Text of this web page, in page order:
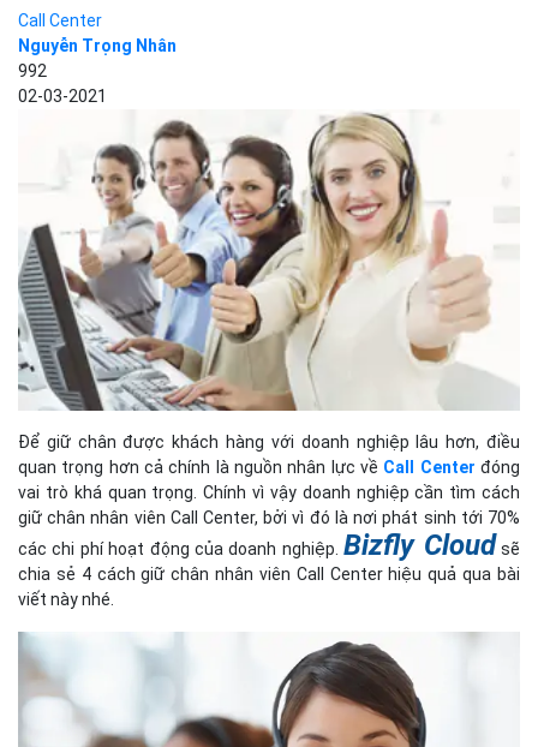
Call Center
Nguyễn Trọng Nhân
992
02-03-2021
Để giữ chân được khách hàng với doanh nghiệp lâu hơn, điều
quan trọng hơn cả chính là nguồn nhân lực về Call Center đóng
vai trò khá quan trọng. Chính vì vậy doanh nghiệp cần tìm cách
giữ chân nhân viên Call Center, bởi vì đó là nơi phát sinh tới 70%
các chi phí hoạt động của doanh nghiệp.Bizfly Cloud sẽ
chia sẻ 4 cách giữ chân nhân viên Call Center hiệu quả qua bài
viết này nhé.